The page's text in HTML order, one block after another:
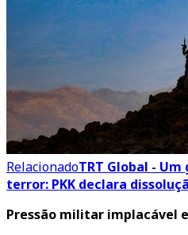
RelacionadoTRT Global -
terror: PKK declara
Pressão militar implacável